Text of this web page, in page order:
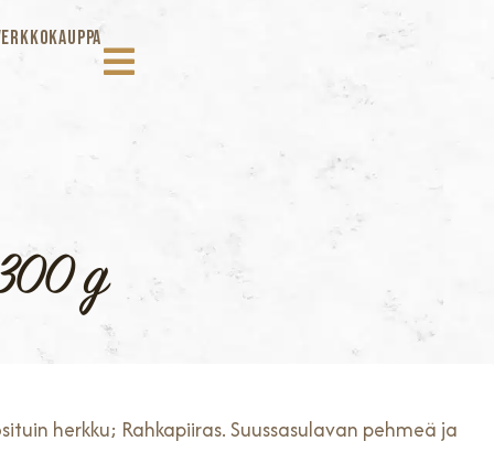
g
herkku; Rahkapiiras. Suussasulavan pehmeä ja